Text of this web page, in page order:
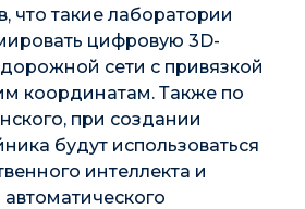
что такие лаборатории
цифровую 3D-
сети с привязкой
координатам. Также по
при создании
будут использоваться
интеллекта и